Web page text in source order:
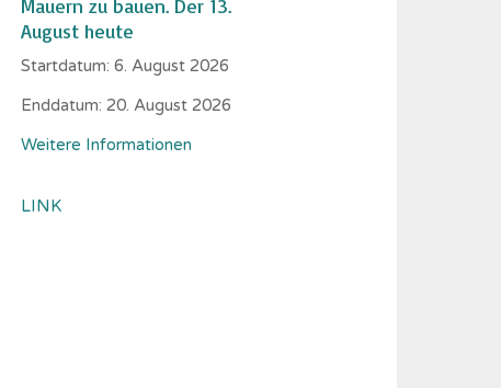
Mauern zu bauen. Der 13.
August heute
Startdatum:6. August 2026
Enddatum: 20. August 2026
Weitere Informationen
LINK